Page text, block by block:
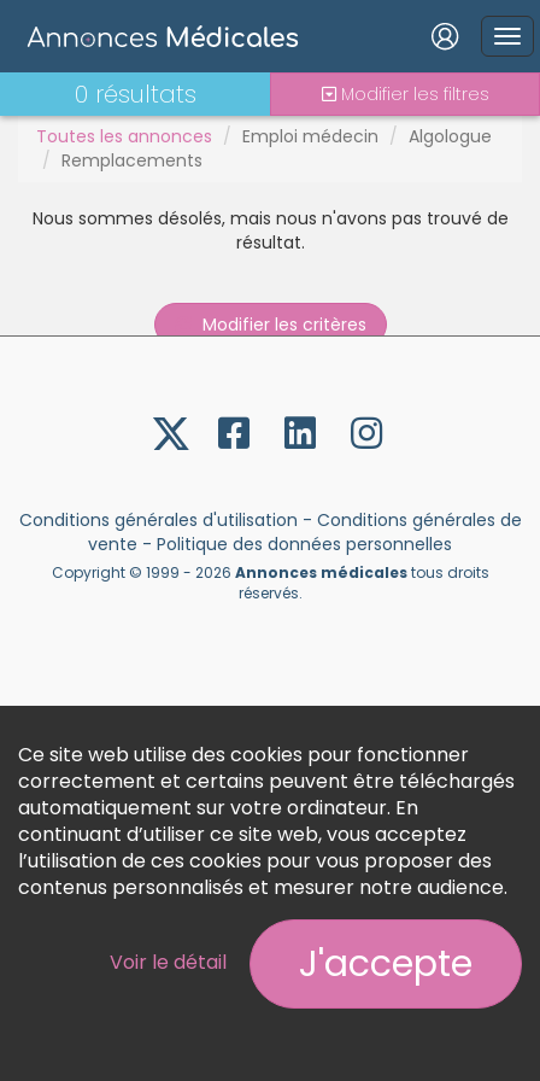
Connexion
Mot de passe oublié ?
Se connecter avec Google
Se connecter avec LinkedIn
Inscrivez-vous en un clic !
Créer un compte
Toutes les annonces Emploi médecin
Algologue
Remplacements
0 résultats Modifier les filtres
Statut TNS
Vacations
Nous sommes désolés, mais nous n'avons pas trouvé de
résultat.
Modifier les critères
Conditions générales d'utilisation - Conditions générales de
vente - Politique des données personnelles
Copyright © 1999 - 2026 Annonces médicalestous droits
réservés.
Ce site web utilise des cookies pour fonctionner
correctement et certains peuvent être téléchargés
automatiquement sur votre ordinateur. En
continuant d’utiliser ce site web, vous acceptez
l’utilisation de ces cookies pour vous proposer des
contenus personnalisés et mesurer notre audience.
Voir le détail J'accepte